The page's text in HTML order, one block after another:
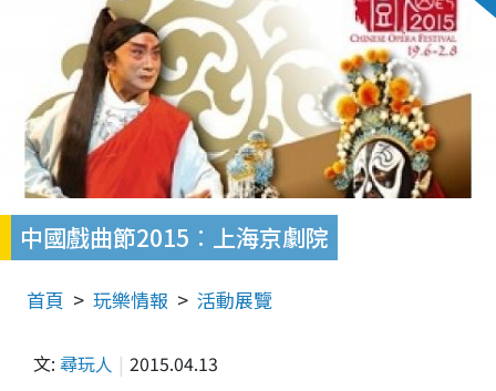
中國戲曲節2015︰上海京劇院
首頁 玩樂情報 活動展覽
文: 尋玩人 2015.04.13